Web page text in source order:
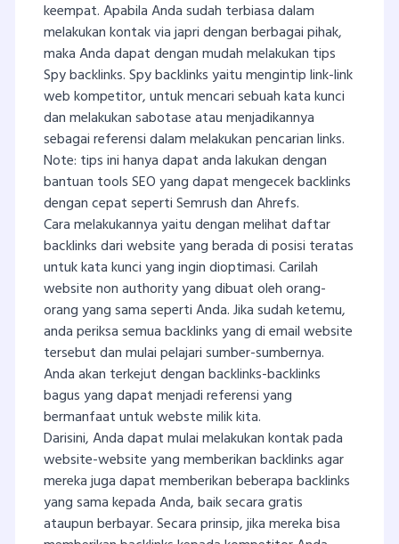
keempat. Apabila Anda sudah terbiasa dalam
melakukan kontak via japri dengan berbagai pihak,
maka Anda dapat dengan mudah melakukan tips
Spy backlinks. Spy backlinks yaitu mengintip link-link
web kompetitor, untuk mencari sebuah kata kunci
dan melakukan sabotase atau menjadikannya
sebagai referensi dalam melakukan pencarian links.
Note: tips ini hanya dapat anda lakukan dengan
bantuan tools SEO yang dapat mengecek backlinks
dengan cepat seperti Semrush dan Ahrefs.
Cara melakukannya yaitu dengan melihat daftar
backlinks dari website yang berada di posisi teratas
untuk kata kunci yang ingin dioptimasi. Carilah
website non authority yang dibuat oleh orang-
orang yang sama seperti Anda. Jika sudah ketemu,
anda periksa semua backlinks yang di email website
tersebut dan mulai pelajari sumber-sumbernya.
Anda akan terkejut dengan backlinks-backlinks
bagus yang dapat menjadi referensi yang
bermanfaat untuk webste milik kita.
Darisini, Anda dapat mulai melakukan kontak pada
website-website yang memberikan backlinks agar
mereka juga dapat memberikan beberapa backlinks
yang sama kepada Anda, baik secara gratis
ataupun berbayar. Secara prinsip, jika mereka bisa